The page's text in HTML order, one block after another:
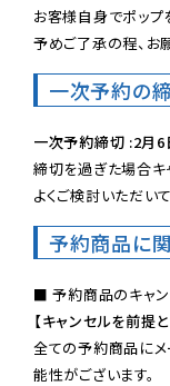
お客様自身でポップ
予めご了承の程、お
一次予約の
一次予約締切 :2月
締切を過ぎた場合キ
よくご検討いただい
予約商品に
【キャンセルを前提
全ての予約商品にメ
能性がございます。